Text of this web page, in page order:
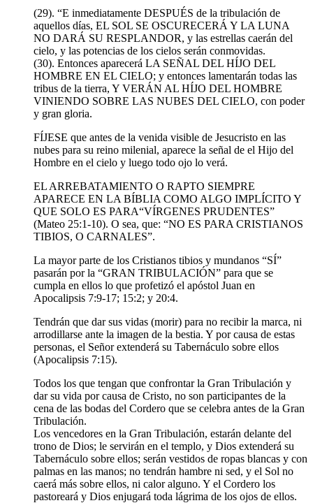
(29). “E inmediatamente DESPUÉS de la tribulación de
aquellos días, EL SOL SE OSCURECERÁ Y LA LUNA
NO DARÁ SU RESPLANDOR, y las estrellas caerán del
cielo, y las potencias de los cielos serán conmovidas.
(30). Entonces aparecerá LA SEÑAL DEL HÍJO DEL
HOMBRE EN EL CIELO; y entonces lamentarán todas las
tribus de la tierra, Y VERÁN AL HÍJO DEL HOMBRE
VINIENDO SOBRE LAS NUBES DEL CIELO, con poder
y gran gloria.
FÍJESE que antes de la venida visible de Jesucristo en las
nubes para su reino milenial, aparece la señal de el Hijo del
Hombre en el cielo y luego todo ojo lo verá.
EL ARREBATAMIENTO O RAPTO SIEMPRE
APARECE EN LA BÍBLIA COMO ALGO IMPLÍCITO Y
QUE SOLO ES PARA“VÍRGENES PRUDENTES”
(Mateo 25:1-10). O sea, que: “NO ES PARA CRISTIANOS
TIBIOS, O CARNALES”.
La mayor parte de los Cristianos tibios y mundanos “SÍ”
pasarán por la “GRAN TRIBULACIÓN” para que se
cumpla en ellos lo que profetizó el apóstol Juan en
Apocalipsis 7:9-17; 15:2; y 20:4.
Tendrán que dar sus vidas (morir) para no recibir la marca, ni
arrodillarse ante la imagen de la bestia. Y por causa de estas
personas, el Señor extenderá su Tabernáculo sobre ellos
(Apocalipsis 7:15).
Todos los que tengan que confrontar la Gran Tribulación y
dar su vida por causa de Cristo, no son participantes de la
cena de las bodas del Cordero que se celebra antes de la Gran
Tribulación.
Los vencedores en la Gran Tribulación, estarán delante del
trono de Dios; le servirán en el templo, y Dios extenderá su
Tabernáculo sobre ellos; serán vestidos de ropas blancas y con
palmas en las manos; no tendrán hambre ni sed, y el Sol no
caerá más sobre ellos, ni calor alguno. Y el Cordero los
pastoreará y Dios enjugará toda lágrima de los ojos de ellos.